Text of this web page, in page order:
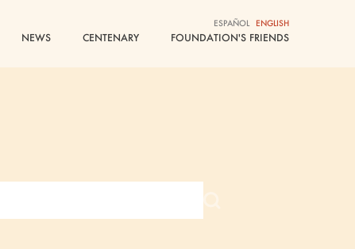
ESPAÑOL ENGLISH
NEWS CENTENARY FOUNDATION'S FRIENDS